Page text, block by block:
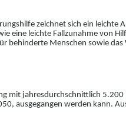
zeichnet sich ein leichte
eine leichte Fallzunahme von
behinderte Menschen sowie
mit jahresdurchschnittlich 5.200
ausgegangen werden kann.